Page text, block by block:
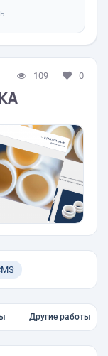
109 0
Другие работы